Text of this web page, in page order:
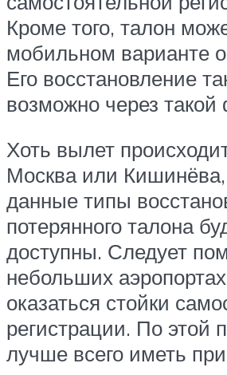
Кроме того, талон
мобильном варианте
Его восстановление
возможно через такой
Хоть вылет
Москва или
данные типы
потерянного талона
доступны. Следует
небольших
оказаться стойки
регистрации. По этой
лучше всего иметь